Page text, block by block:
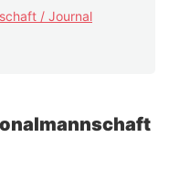
/ Journal